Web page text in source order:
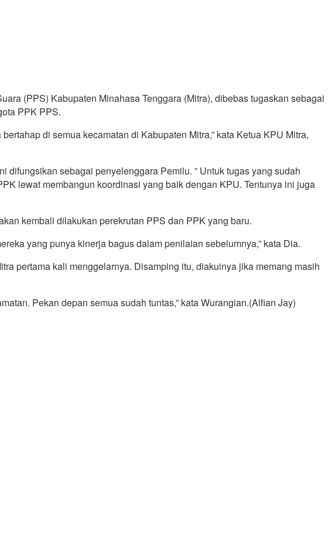
(PPS) Kabupaten Minahasa Tenggara (Mitra), dibebas tugaskan sebagai
PPK PPS.
di semua kecamatan di Kabupaten Mitra,” kata Ketua KPU Mitra,
sebagai penyelenggara Pemilu. ” Untuk tugas yang sudah
lewat membangun koordinasi yang baik dengan KPU. Tentunya ini juga
kembali dilakukan perekrutan PPS dan PPK yang baru.
yang punya kinerja bagus dalam penilaian sebelumnya,” kata Dia.
pertama kali menggelarnya. Disamping itu, diakuinya jika memang masih
Pekan depan semua sudah tuntas,” kata Wurangian.(Alfian Jay)